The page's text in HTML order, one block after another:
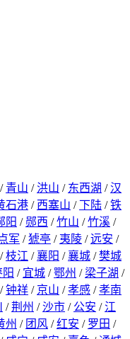
/ 青山 / 洪山 / 东西湖 /汉
石港 / 西塞山 /下陆 /铁
阳 / 郧西 /竹山 /竹溪 /
军 /猇亭 / 夷陵 /远安 /
/枝江 /襄阳 /襄城 /樊城
阳 / 宜城 /鄂州 / 梁子湖 /
/钟祥 / 京山 /孝感 /孝南
/荆州 /沙市 / 公安 / 江
州 / 团风 /红安 / 罗田 /